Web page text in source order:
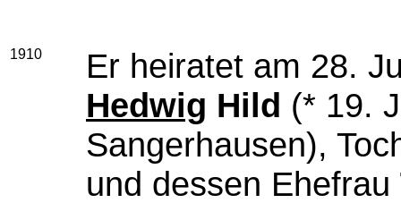
1910
Er heiratet am 28.
Hedwig Hild (* 19.
Sangerhausen),
und dessen Ehefrau